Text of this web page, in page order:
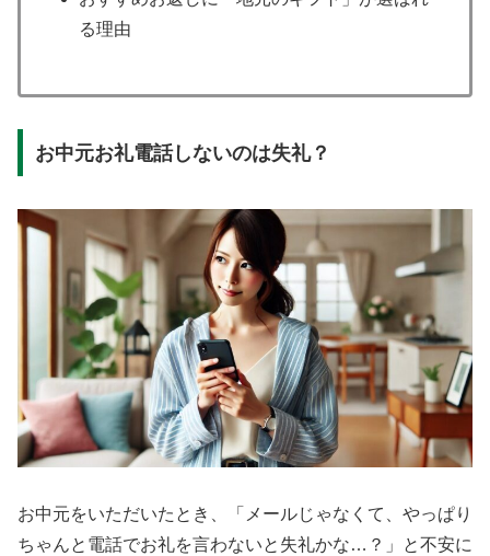
る理由
お中元お礼電話しないのは失礼？
お中元をいただいたとき、「メールじゃなくて、やっぱり
ちゃんと電話でお礼を言わないと失礼かな…？」と不安に